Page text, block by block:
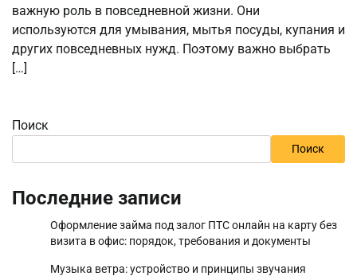
важную роль в повседневной жизни. Они
используются для умывания, мытья посуды, купания и
других повседневных нужд. Поэтому важно выбрать
[…]
Поиск
Поиск
Последние записи
Оформление займа под залог ПТС онлайн на карту без
визита в офис: порядок, требования и документы
Музыка ветра: устройство и принципы звучания